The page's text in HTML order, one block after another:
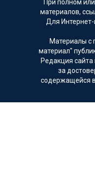
При полном
материалов,
Для
Материалы с
материал"
Редакция сайта
за
содержащейся